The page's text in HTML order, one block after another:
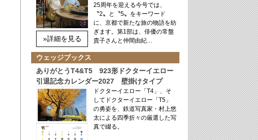
»詳細を見る
25周年を迎える今号では、
〝2〟と〝5〟をキーワード
に、京都で新たな旅の物語を紡
ぎます。第1部は、俳優の常盤
貴子さんと仲間由紀…
ウェッジブックス
ありがとうT4&T5 923形ドクターイエロー
引退記念カレンダー2027 壁掛けタイプ
ドクターイエロー「T4」、そ
してドクターイエロー「T5」
の勇姿を、鉄道写真家・村上悠
太による四季折々の厳選した写
真で綴る。